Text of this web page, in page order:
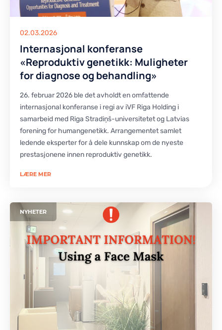
02.03.2026
Internasjonal konferanse
«Reproduktiv genetikk: Muligheter
for diagnose og behandling»
26. februar 2026 ble det avholdt en omfattende
internasjonal konferanse i regi av iVF Riga Holding i
samarbeid med Riga Stradiņš-universitetet og Latvias
forening for humangenetikk. Arrangementet samlet
ledende eksperter for å dele kunnskap om de nyeste
prestasjonene innen reproduktiv genetikk.
LÆRE MER
NYHETER